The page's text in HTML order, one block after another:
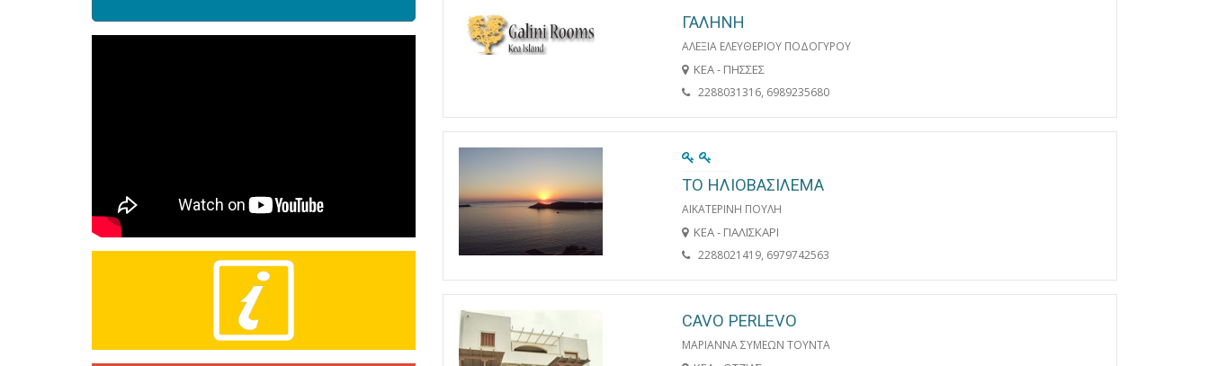
ΓΑΛΗΝΗ
ΑΛΕΞΙΑ ΕΛΕΥΘΕΡΙΟΥ ΠΟΔΟΓΥΡΟΥ
ΚΕΑ - ΠΗΣΣΕΣ
2288031316, 6989235680
ΤΟ ΗΛΙΟΒΑΣΙΛΕΜΑ
ΑΙΚΑΤΕΡΙΝΗ ΠΟΥΛΗ
ΚΕΑ - ΓΙΑΛΙΣΚΑΡΙ
2288021419, 6979742563
CAVO PERLEVO
ΜΑΡΙΑΝΝΑ ΣΥΜΕΩΝ ΤΟΥΝΤΑ